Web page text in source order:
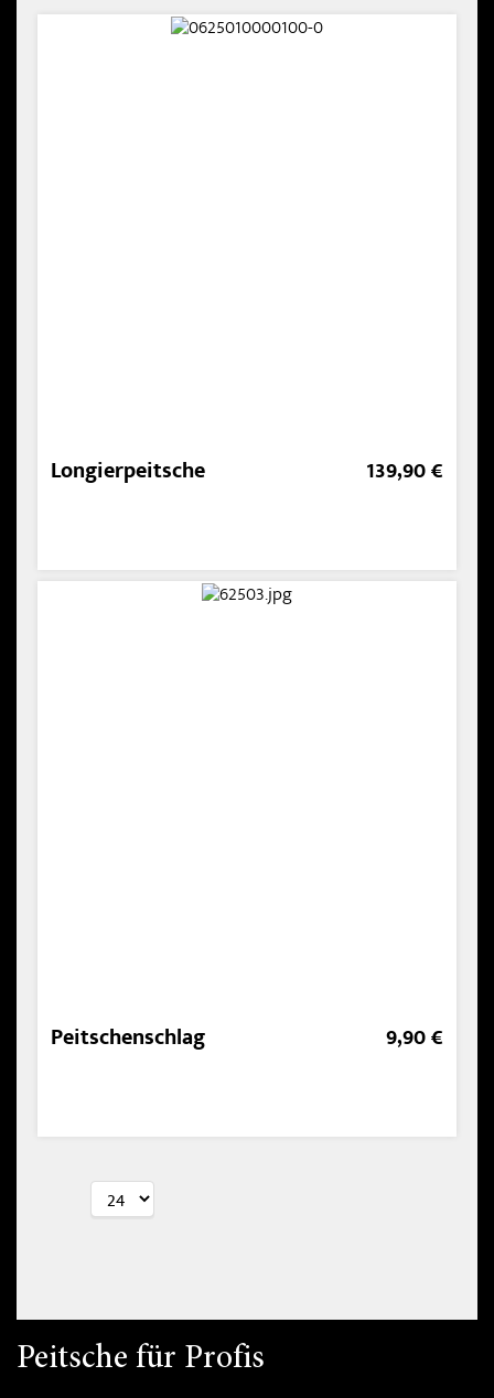
Longierpeitsche 139,90 €
Peitschenschlag 9,90 €
Peitsche für Profis